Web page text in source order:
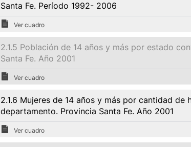
Santa Fe. Período 1992- 2006
Ver cuadro
2.1.5 Población de 14 años y más por estado
Santa Fe. Año 2001
Ver cuadro
2.1.6 Mujeres de 14 años y más por cantidad de
departamento. Provincia Santa Fe. Año 2001
Ver cuadro